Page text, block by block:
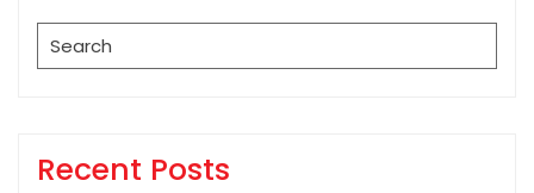
Search
for:
Recent Posts